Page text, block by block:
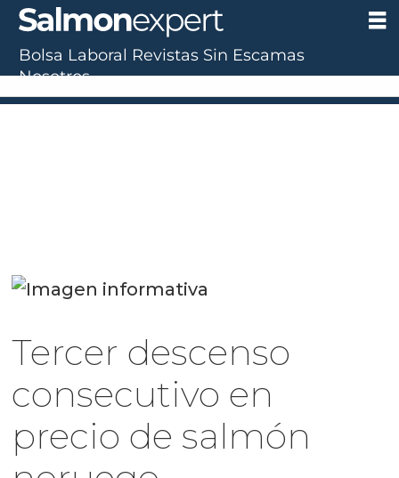
Tercer descenso
consecutivo en
precio de salmón
Bolsa Laboral Revistas Sin Escamas
Nosotros